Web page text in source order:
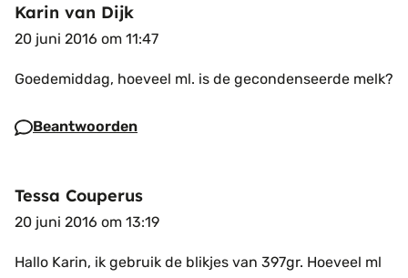
Karin van Dijk
20 juni 2016 om 11:47
Goedemiddag, hoeveel ml. is de gecondenseerde melk?
Beantwoorden
Tessa Couperus
20 juni 2016 om 13:19
Hallo Karin, ik gebruik de blikjes van 397gr. Hoeveel ml